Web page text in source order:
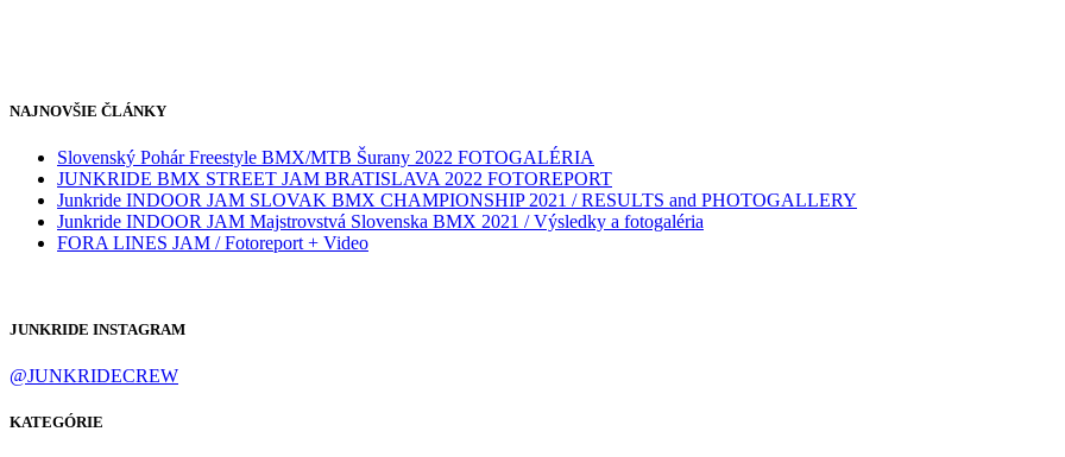
NAJNOVŠIE ČLÁNKY
Slovenský Pohár Freestyle BMX/MTB Šurany 2022 FOTOGALÉRIA
JUNKRIDE BMX STREET JAM BRATISLAVA 2022 FOTOREPORT
Junkride INDOOR JAM SLOVAK BMX CHAMPIONSHIP 2021 / RESULTS and PHOTOGALLERY
Junkride INDOOR JAM Majstrovstvá Slovenska BMX 2021 / Výsledky a fotogaléria
FORA LINES JAM / Fotoreport + Video
JUNKRIDE INSTAGRAM
@JUNKRIDECREW
KATEGÓRIE